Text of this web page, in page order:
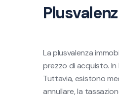
La plusvalenza
prezzo di acquisto.
Tuttavia, esistono
annullare, la